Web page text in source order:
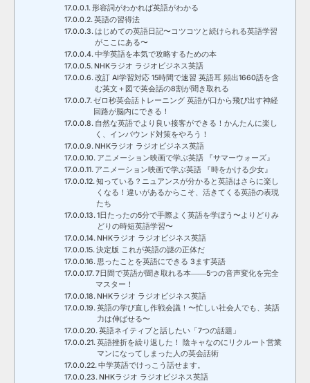
形容詞がわかれば英語がわかる
英語の習得法
はじめての英語日記〜コツコツと続けられる英語学習
がここにある〜
中学英語を本気で攻略するための本
NHKラジオ ラジオビジネス英語
改訂 AI学習対応 15時間で速習 英語耳 頻出1660語を含
む英文＋図で英会話の8割が聞き取れる
ゼロ秒英会話トレーニング 英語が口から飛び出す神経
回路が脳内にできる！
自然な英語でより良い接客ができる！かんたんに楽し
く、インバウンド対策をやろう！
NHKラジオ ラジオビジネス英語
アニメーション映画で学ぶ英語 『サマーウォーズ』
アニメーション映画で学ぶ英語 『時をかける少女』
知っている？ニュアンスが分かると英語はさらに楽し
くなる！違いがあるからこそ、活きてくる英語の表現
たち
1日たったの5分で手際よく英語を学ぼう〜よりどりみ
どりの時短英語学習〜
NHKラジオ ラジオビジネス英語
決定版 これが英語の謎の正体だ
思ったことを英語にできる 3ます英語
7日間で英語が聞き取れる本――5つの音声変化を完全
マスター！
NHKラジオ ラジオビジネス英語
英語の学び直し作戦会議！〜忙しい社会人でも、英語
力は伸ばせる〜
英語ネイティブと話したい「7つの話題」
英語挫折を繰り返した！ 陰キャなのにリクルート営業
マンになってしまった人の英会話術
中学英語でけっこう話せます。
NHKラジオ ラジオビジネス英語